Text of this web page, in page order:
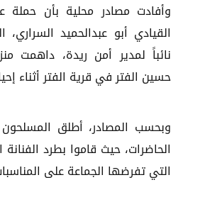
وأفادت مصادر محلية بأن حملة
القيادي أبو عبدالحميد
نائباً لمدير أمن ريدة، داهمت
حسين الفتر في قرية الفتر أثناء
وبحسب المصادر، أطلق
الحاضرات، حيث قاموا بطرد
التي تفرضها الجماعة على